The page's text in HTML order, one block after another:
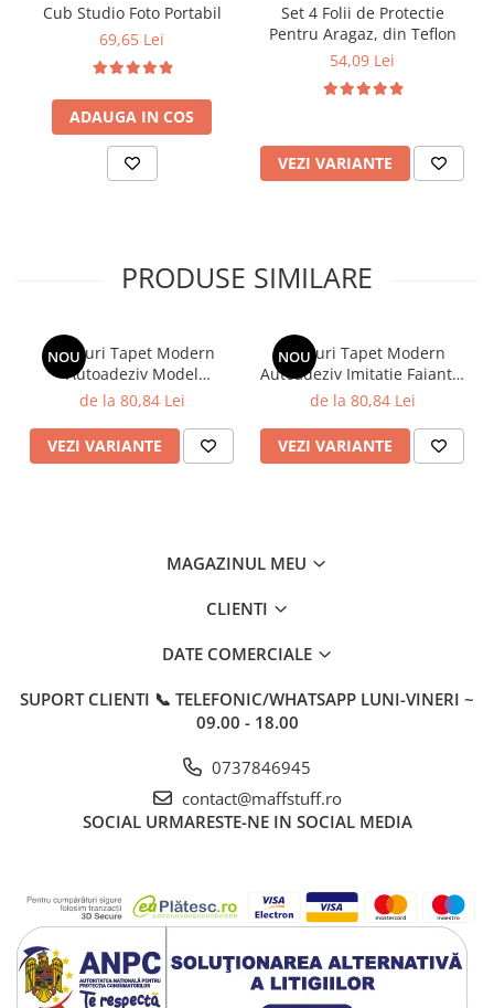
Cub Studio Foto Portabil
69,65 Lei
ADAUGA IN COS
Set 4 Folii de Protectie
Pentru Aragaz, din Teflon
54,09 Lei
VEZI VARIANTE
PRODUSE SIMILARE
NOU
Panouri Tapet Modern
Autoadeziv Model
Marmura, Impermeabil,
de la 80,84 Lei
VEZI VARIANTE
NOU
Panouri Tapet Modern
Autoadeziv Imitatie Faianta,
Impermeabil, Izolator,
cm
de la 80,84 Lei
VEZI VARIANTE
MAGAZINUL MEU
CLIENTI
DATE COMERCIALE
SUPORT CLIENTI 📞 TELEFONIC/WHATSAPP LUNI-VINERI ~
09.00 - 18.00
0737846945
contact@maffstuff.ro
SOCIAL URMARESTE-NE IN SOCIAL MEDIA